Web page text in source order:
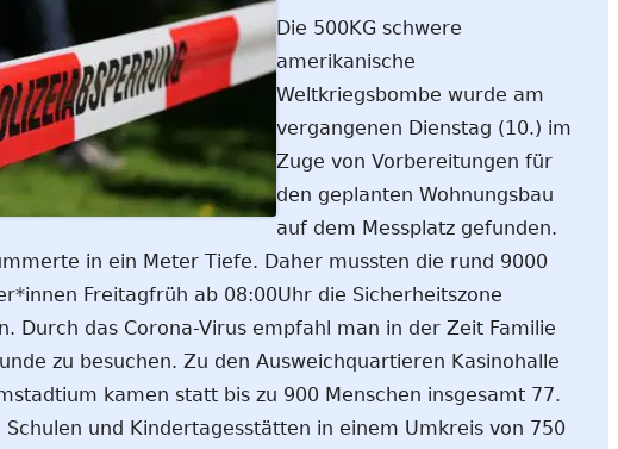
Die 500KG schwere
amerikanische
Weltkriegsbombe wurde am
vergangenen Dienstag (10.) im
Zuge von Vorbereitungen für
den geplanten Wohnungsbau
auf dem Messplatz gefunden.
in ein Meter Tiefe. Daher mussten die rund 9000
Freitagfrüh ab 08:00Uhr die Sicherheitszone
Durch das Corona-Virus empfahl man in der Zeit Familie
zu besuchen. Zu den Ausweichquartieren Kasinohalle
kamen statt bis zu 900 Menschen insgesamt 77.
Schulen und Kindertagesstätten in einem Umkreis von 750